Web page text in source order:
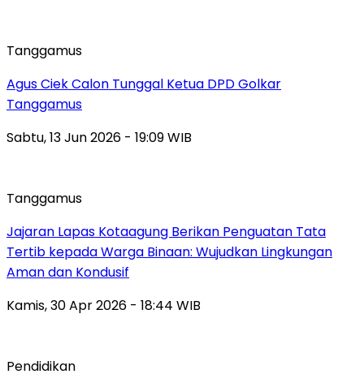
Tanggamus
Agus Ciek Calon Tunggal Ketua DPD Golkar
Tanggamus
Sabtu, 13 Jun 2026 - 19:09 WIB
Tanggamus
Jajaran Lapas Kotaagung Berikan Penguatan Tata
Tertib kepada Warga Binaan: Wujudkan Lingkungan
Aman dan Kondusif
Kamis, 30 Apr 2026 - 18:44 WIB
Pendidikan